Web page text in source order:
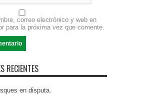
correo electrónico y web en
para la próxima vez que comente.
RECIENTES
en disputa.